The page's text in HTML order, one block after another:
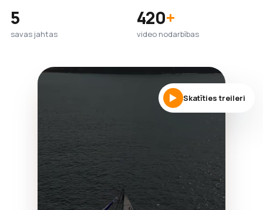
5
savas jahtas
420+
video nodarbības
Skatīties treileri